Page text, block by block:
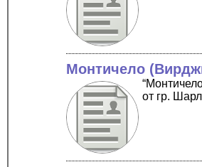
Монтичело
от гр.